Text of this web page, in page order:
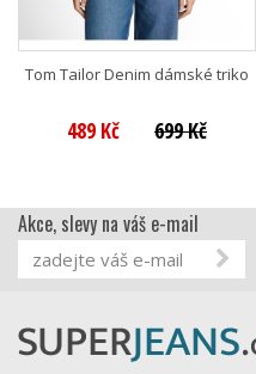
Tom Tailor Denim dámské triko
489 Kč 699 Kč
Akce, slevy na váš e-mail